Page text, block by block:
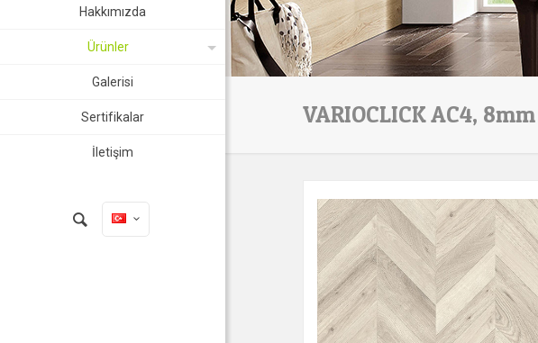
Hakkımızda
Ürünler
Galerisi
Sertifikalar
İletişim
VARIOCLICK AC4, 8mm